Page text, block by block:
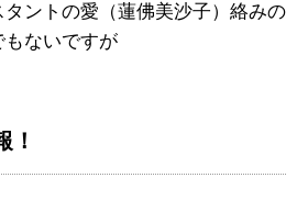
ントの愛（蓮佛美沙子）絡みの
もないですが
！